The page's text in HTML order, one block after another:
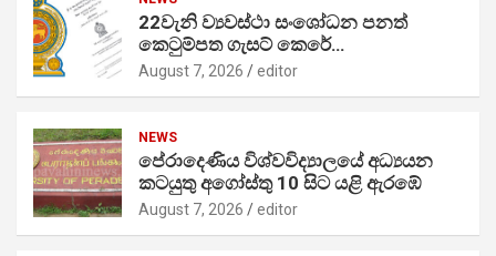
22වැනි ව්‍යවස්ථා සංශෝධන පනත්
කෙටුම්පත ගැසට් කෙරේ…
August 7, 2026 editor
NEWS
පේරාදෙණිය විශ්වවිද්‍යාලයේ අධ්‍යයන
කටයුතු අගෝස්තු 10 සිට යළි ඇරඹේ
August 7, 2026 editor